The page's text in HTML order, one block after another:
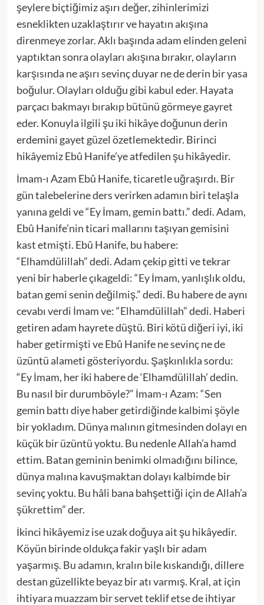
şeylere biçtiğimiz aşırı değer, zihinlerimizi
esneklikten uzaklaştırır ve hayatın akışına
direnmeye zorlar. Aklı başında adamelinden geleni
yaptıktan sonra olayları akışına bırakır, olayların
karşısında ne aşırı sevinç duyar ne de derin bir yasa
boğulur. Olayları olduğu gibi kabul eder. Hayata
parçacı bakmayı bırakıp bütünü görmeye gayret
eder. Konuyla ilgili şu iki hikâye doğunun derin
erdemini gayet güzel özetlemektedir. Birinci
hikâyemizEbû Hanife’ye atfedilen şu hikâyedir.
İmam-ı Azam Ebû Hanife, ticaretleuğraşırdı. Bir
gün talebelerine ders verirken adamın biri telaşla
yanına geldi ve “Ey İmam, gemin battı.” dedi.Adam,
Ebû Hanife’nin ticari mallarını taşıyan gemisini
kast etmişti. Ebû Hanife, bu habere:
“Elhamdülillah” dedi. Adam çekip gitti ve tekrar
yeni bir haberle çıkageldi: “Eyİmam, yanlışlık oldu,
batan gemi senin değilmiş.” dedi. Bu habere de aynı
cevabı verdi İmam ve: “Elhamdülillah” dedi. Haberi
getiren adam hayrete düştü. Biri kötü diğeri iyi, iki
haber getirmişti veEbû Hanife ne sevinç ne de
üzüntü alameti gösteriyordu. Şaşkınlıkla sordu:
“Eyİmam, her iki habere de ‘Elhamdülillah’ dedin.
Bu nasıl bir durumböyle?” İmam-ı Azam: “Sen
gemin battı diye haber getirdiğinde kalbimi şöyle
bir yokladım. Dünya malının gitmesinden dolayı en
küçük bir üzüntü yoktu. Bu nedenle Allah’a hamd
ettim. Batan geminin benimki olmadığını bilince,
dünya malına kavuşmaktan dolayı kalbimde bir
sevinç yoktu. Bu hâli bana bahşettiği için de Allah’a
şükrettim”der.
İkinci hikâyemiz ise uzak doğuya ait şu hikâyedir.
Köyün birinde oldukça fakiryaşlı bir adam
yaşarmış. Bu adamın, kralın bile kıskandığı, dillere
destan güzellikte beyaz bir atı varmış. Kral, at için
ihtiyara muazzam bir servet teklif etse de ihtiyar